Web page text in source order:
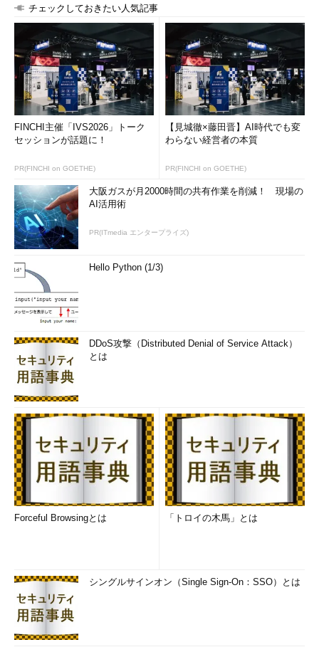
Web Appsの価格レベルが変わると、利用できる機
能やリソースが増えますが、価格もかなり上がりま
す。コストを抑えたければ、必要なリソース（CPUや
メモリ）などをしっかり見積もったり、日々の課金情報をこま
めに把握しておいたりする必要がありそうです。
インスタンスとスケールアップ／スケールアウト
インスタンスとは簡単に言うと、Web AppsやLogic Appsなど
のプロセスを実行するための実行環境です。例えば「Standard
S1」という価格プランなら、「CPU 1コア／メモリ1.75GB」とい
う環境になっています。
Web Appsなどのプロセスはこのインスタンスの中にロードさ
れ、実行されます。StandardやPremiumプランなら、CPUやメ
モリなどのリソースが許す限り、インスタンス内にいくらでもア
プリを同時にロードして実行できます（Freeプランだと10個、
もっと高速に動作させたり、大量のメモリを専有するプロセス
を動作させたりしたいなら、より規模の大きいインスタンスに契
約を変更する必要があります。このような強化の方法を「
強して性能を上げようする方法ですね）。
これに対して、1つのWeb Appsなどのプロセスを複数のインス
タンス上に展開して、同時並行で動作させることもできます（同
時並行で実行するパソコンを増やして、性能を上げようとする方
法ですね）。これを「スケールアウト」と呼んでいます。例えば
Standard価格プランなら、最大10インスタンスまで利用できま
側での対応も必要ですが、インスタンスを増やすだけで済むなら
簡単なので、できることなら利用したいところです。
ただしスケールアウトすると、当然ですが、その分料金は上が
チェックしておきたい人気記事
FINCHI主催「IVS2026」トーク
セッションが話題に！
PR(FINCHI on GOETHE)
【見城徹×藤田晋】AI時代でも変
わらない経営者の本質
PR(FINCHI on GOETHE)
大阪ガスが月2000時間の共有作業を削減！ 現場の
AI活用術
PR(ITmedia エンタープライズ)
Hello Python (1/3)
DDoS攻撃（Distributed Denial of Service Attack）
とは
Forceful Browsingとは 「トロイの木馬」とは
シングルサインオン（Single Sign-On：SSO）とは